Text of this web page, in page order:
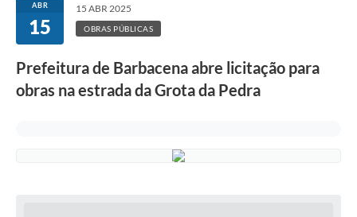
Ouvidoria
Serviços
ABR
15
15 ABR 2025
OBRAS PÚBLICAS
Prefeitura de Barbacena abre licitação para
obras na estrada da Grota da Pedra